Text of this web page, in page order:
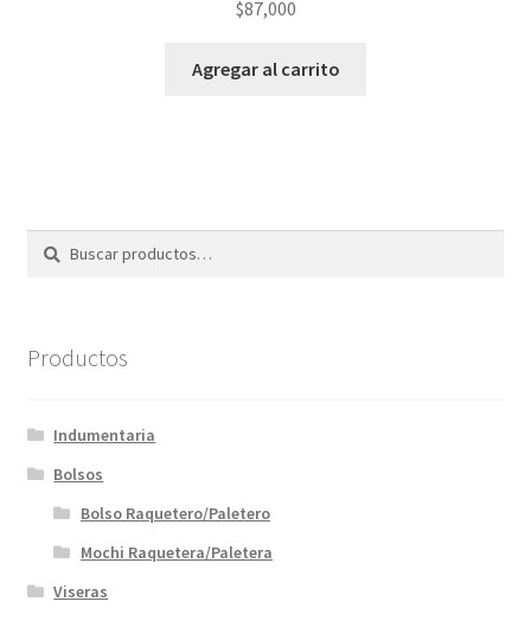
$87,000
Agregar al carrito
Buscar
Buscar
Productos
Indumentaria
Bolsos
Bolso Raquetero/Paletero
Mochi Raquetera/Paletera
Viseras